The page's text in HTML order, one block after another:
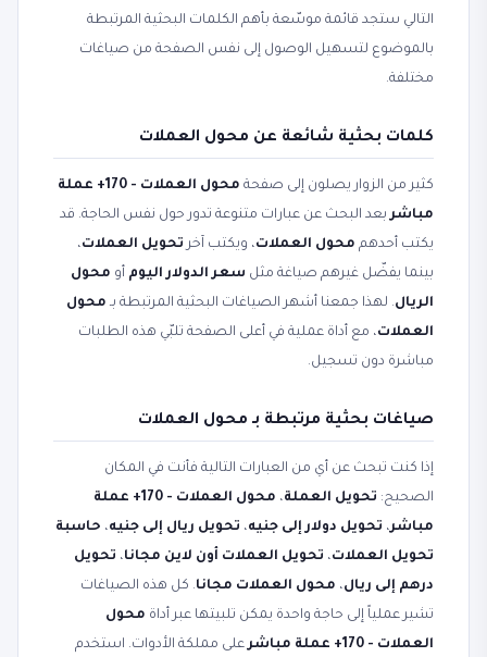
التالي ستجد قائمة موسّعة بأهم الكلمات البحثية المرتبطة
بالموضوع لتسهيل الوصول إلى نفس الصفحة من صياغات
مختلفة.
كلمات بحثية شائعة عن محول العملات
كثير من الزوار يصلون إلى صفحة
محول العملات - 170+ عملة
مباشربعد البحث عن عبارات متنوعة تدور حول نفس الحاجة. قد
يكتب أحدهم محول العملات، ويكتب آخر تحويل العملات،
بينما يفضّل غيرهم صياغة مثل سعر الدولار اليوم أو محول
الريال. لهذا جمعنا أشهر الصياغات البحثية المرتبطة بـ محول
العملات، مع أداة عملية في أعلى الصفحة تلبّي هذه الطلبات
مباشرة دون تسجيل.
صياغات بحثية مرتبطة بـ محول العملات
إذا كنت تبحث عن أي من العبارات التالية فأنت في المكان
الصحيح: تحويل العملة،
محول العملات - 170+ عملة
مباشر، تحويل دولار إلى جنيه، تحويل ريال إلى جنيه، حاسبة
تحويل العملات، تحويل العملات أون لاين مجانا، تحويل
درهم إلى ريال، محول العملات مجانا. كل هذه الصياغات
تشير عملياً إلى حاجة واحدة يمكن تلبيتها عبر أداة محول
العملات - 170+ عملة مباشر
على مملكة الأدوات. استخدم